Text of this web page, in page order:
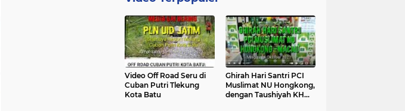
Video Off Road Seru di
Cuban Putri Tlekung
Kota Batu
Ghirah Hari Santri PCI
Muslimat NU Hongkong,
dengan Taushiyah KH